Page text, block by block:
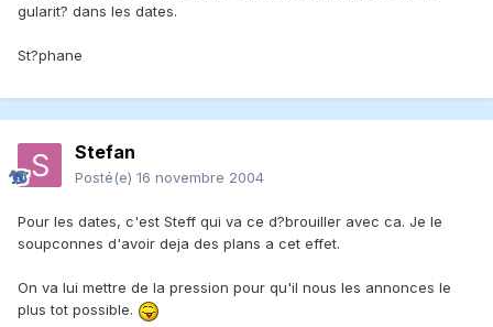
gularit? dans les dates.
St?phane
Stefan
Posté(e) 16 novembre 2004
Pour les dates, c'est Steff qui va ce d?brouiller avec ca. Je le
soupconnes d'avoir deja des plans a cet effet.
On va lui mettre de la pression pour qu'il nous les annonces le
plus tot possible.